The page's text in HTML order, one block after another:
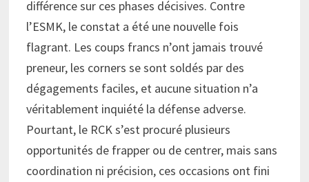
différence sur ces phases décisives. Contre
l’ESMK, le constat a été une nouvelle fois
flagrant. Les coups francs n’ont jamais trouvé
preneur, les corners se sont soldés par des
dégagements faciles, et aucune situation n’a
véritablement inquiété la défense adverse.
Pourtant, le RCK s’est procuré plusieurs
opportunités de frapper ou de centrer, mais sans
coordination ni précision, ces occasions ont fini